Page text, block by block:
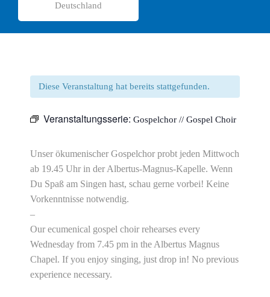
Deutschland
Diese Veranstaltung hat bereits stattgefunden.
Veranstaltungsserie: Gospelchor // Gospel Choir
Unser ökumenischer Gospelchor probt jeden Mittwoch
ab 19.45 Uhr in der Albertus-Magnus-Kapelle. Wenn
Du Spaß am Singen hast, schau gerne vorbei! Keine
Vorkenntnisse notwendig.
–
Our ecumenical gospel choir rehearses every
Wednesday from 7.45 pm in the Albertus Magnus
Chapel. If you enjoy singing, just drop in! No previous
experience necessary.